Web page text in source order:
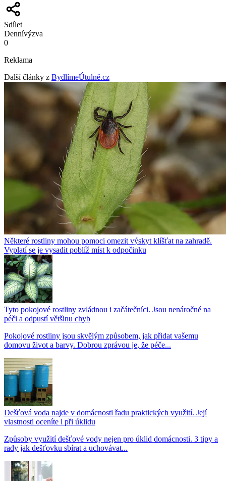
Sdílet
Dennívýzva
0
Reklama
Další články z BydlímeÚtulně.cz
Některé rostliny mohou pomoci omezit výskyt klíšťat na zahradě.
Vyplatí se je vysadit poblíž míst k odpočinku
Tyto pokojové rostliny zvládnou i začátečníci. Jsou nenáročné na
péči a odpustí většinu chyb
Pokojové rostliny jsou skvělým způsobem, jak přidat vašemu
domovu život a barvy. Dobrou zprávou je, že péče...
Dešťová voda najde v domácnosti řadu praktických využití. Její
vlastnosti oceníte i při úklidu
Způsoby využití dešťové vody nejen pro úklid domácnosti. 3 tipy a
rady jak dešťovku sbírat a uchovávat...